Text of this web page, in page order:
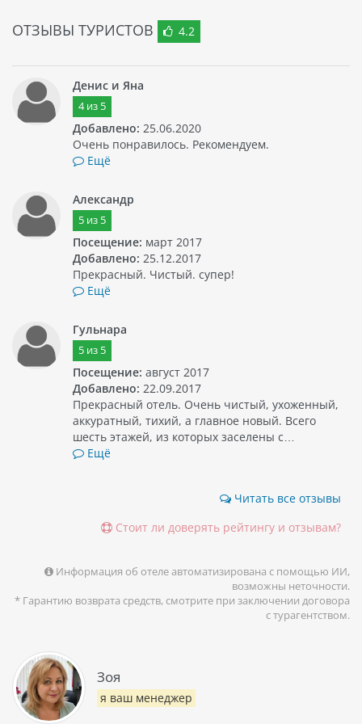
ОТЗЫВЫ ТУРИСТОВ 4.2
Денис и Яна
4из 5
Добавлено: 25.06.2020
Очень понравилось. Рекомендуем.
Ещё
Александр
5из 5
Посещение: март 2017
Добавлено: 25.12.2017
Прекрасный. Чистый. супер!
Ещё
Гульнара
5из 5
Посещение: август 2017
Добавлено: 22.09.2017
Прекрасный отель. Очень чистый, ухоженный,
аккуратный, тихий, а главное новый. Всего
шесть этажей, из которых заселены с…
Ещё
Читать все отзывы
Стоит ли доверять рейтингу и отзывам?
Информация об отеле автоматизирована с помощью ИИ,
возможны неточности.
* Гарантию возврата средств, смотрите при заключении договора
с турагентством.
Зоя
я ваш менеджер